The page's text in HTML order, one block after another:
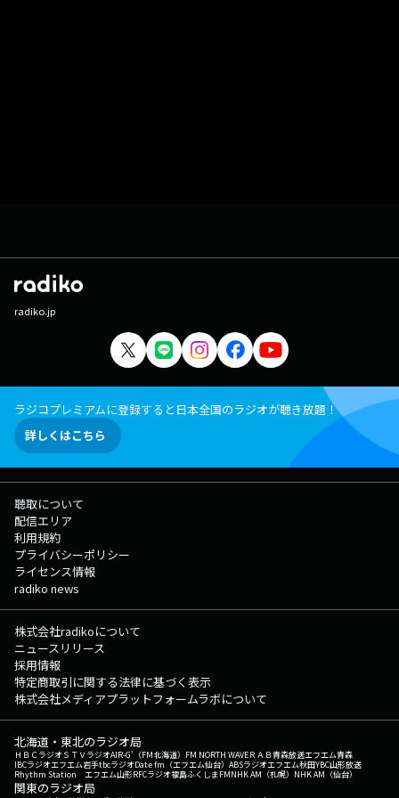
radiko.jp
ラジコプレミアムに登録すると日本全国のラジオが聴き放題！
詳しくはこちら
聴取について
配信エリア
利用規約
プライバシーポリシー
ライセンス情報
radiko news
株式会社radikoについて
ニュースリリース
採用情報
特定商取引に関する法律に基づく表示
株式会社メディアプラットフォームラボについて
北海道・東北のラジオ局
ＨＢＣラジオＳＴＶラジオAIR-G'（FM北海道） FM NORTH WAVEＲＡＢ青森放送エフエム青森
IBCラジオエフエム岩手tbcラジオDate fm（エフエム仙台） ABSラジオエフエム秋田YBC山形放送
Rhythm Station エフエム山形RFCラジオ福島ふくしまFMNHK AM（札幌） NHK AM（仙台）
関東のラジオ局